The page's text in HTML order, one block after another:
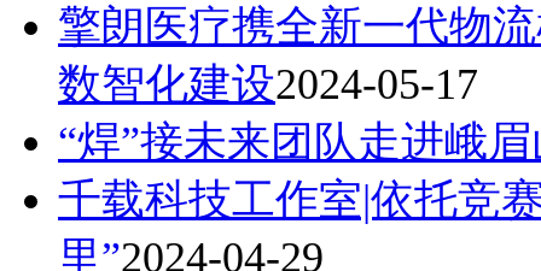
擎朗医疗携全新一代物
数智化建设2024-05-17
“焊”接未来团队走进峨
千载科技工作室|依托竞
里”2024-04-29